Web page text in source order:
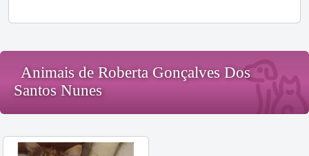
Animais de Roberta Gonçalves Dos
Santos Nunes